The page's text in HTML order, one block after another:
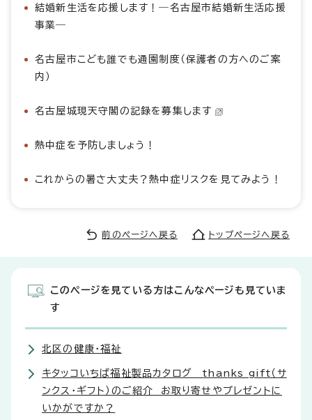
結婚新生活を応援します！―名古屋市結婚新生活応援
事業―
名古屋市こども誰でも通園制度（保護者の方へのご案
内）
名古屋城現天守閣の記録を募集します
熱中症を予防しましょう！
これからの暑さ大丈夫？熱中症リスクを見てみよう！
前のページへ戻る トップページへ戻る
このページを見ている方はこんなページも見ていま
す
北区の健康・福祉
キタッコいちば福祉製品カタログ thanks gift（サ
ンクス・ギフト）のご紹介 お取り寄せやプレゼントに
いかがですか？